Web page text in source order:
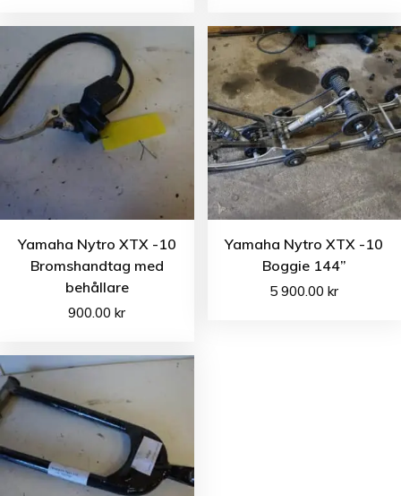
Yamaha Nytro XTX -10
Bromshandtag med
behållare
900.00kr
Yamaha Nytro XTX -10
Boggie 144”
5 900.00kr